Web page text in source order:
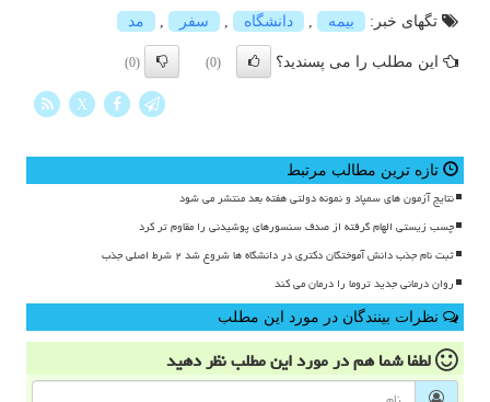
تگهای خبر:
بیمه , دانشگاه , سفر , مد
این مطلب را می پسندید؟ (0)
(0)
X
تازه ترین مطالب مرتبط
نتایج آزمون های سمپاد و نمونه دولتی هفته بعد منتشر می شود
چسب زیستی الهام گرفته از صدف سنسورهای پوشیدنی را مقاوم تر کرد
ثبت نام جذب دانش آموختگان دکتری در دانشگاه ها شروع شد ۲ شرط اصلی جذب
روان درمانی جدید تروما را درمان می کند
نظرات بینندگان در مورد این مطلب
لطفا شما همدر مورد این مطلبنظر دهید